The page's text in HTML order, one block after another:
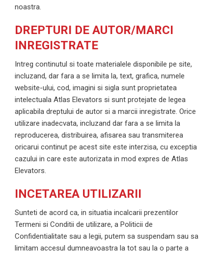
noastra.
DREPTURI DE AUTOR/MARCI
INREGISTRATE
Intreg continutul si toate materialele disponibile pe site,
incluzand, dar fara a se limita la, text, grafica, numele
website-ului, cod, imagini si sigla sunt proprietatea
intelectuala Atlas Elevators si sunt protejate de legea
aplicabila dreptului de autor si a marcii inregistrate. Orice
utilizare inadecvata, incluzand dar fara a se limita la
reproducerea, distribuirea, afisarea sau transmiterea
oricarui continut pe acest site este interzisa, cu exceptia
cazului in care este autorizata in mod expres de Atlas
Elevators.
INCETAREA UTILIZARII
Sunteti de acord ca, in situatia incalcarii prezentilor
Termeni si Conditii de utilizare, a Politicii de
Confidentialitate sau a legii, putem sa suspendam sau sa
limitam accesul dumneavoastra la tot sau la o parte a